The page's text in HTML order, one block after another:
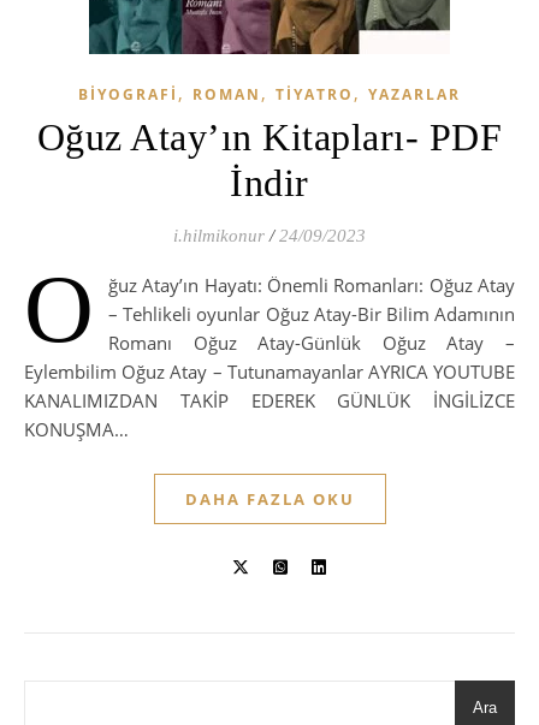
BIYOGRAFI , ROMAN , TIYATRO , YAZARLAR
Oğuz Atay’ın Kitapları- PDF
İndir
i.hilmikonur / 24/09/2023
O
ğuz Atay’ın Hayatı: Önemli Romanları: Oğuz Atay
– Tehlikeli oyunlar Oğuz Atay-Bir Bilim Adamının
Romanı Oğuz Atay-Günlük Oğuz Atay –
Eylembilim Oğuz Atay – Tutunamayanlar AYRICA YOUTUBE
KANALIMIZDAN TAKİP EDEREK GÜNLÜK İNGİLİZCE
KONUŞMA…
DAHA FAZLA OKU
Ara